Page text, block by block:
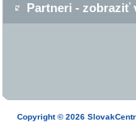
Partneri - zobraziť
Copyright © 2026